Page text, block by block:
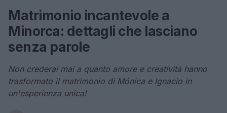
Matrimonio incantevole a
Minorca: dettagli che lasciano
senza parole
Non crederai mai a quanto amore e creatività hanno
trasformato il matrimonio di Mónica e Ignacio in
un'esperienza unica!